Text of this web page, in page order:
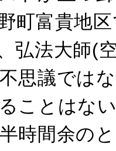
町富貴地
弘法大師(
思議では
ことはな
時間余の